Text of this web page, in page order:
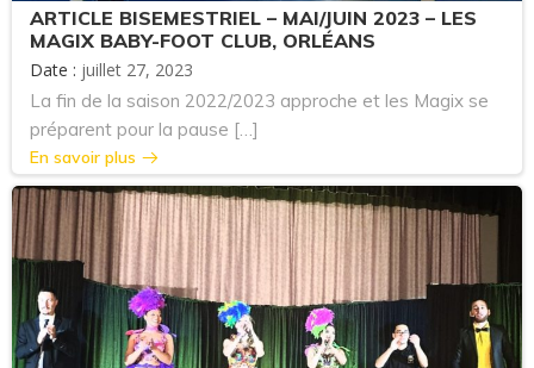
ARTICLE BISEMESTRIEL – MAI/JUIN 2023 – LES
MAGIX BABY-FOOT CLUB, ORLÉANS
Date : juillet 27, 2023
La fin de la saison 2022/2023 approche et les Magix se
préparent pour la pause […]
En savoir plus